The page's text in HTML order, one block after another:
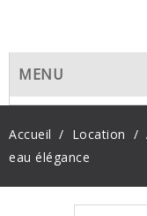
MENU
Accueil Location
eau élégance